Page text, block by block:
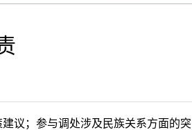
议；参与调处涉及民族关系方面的突